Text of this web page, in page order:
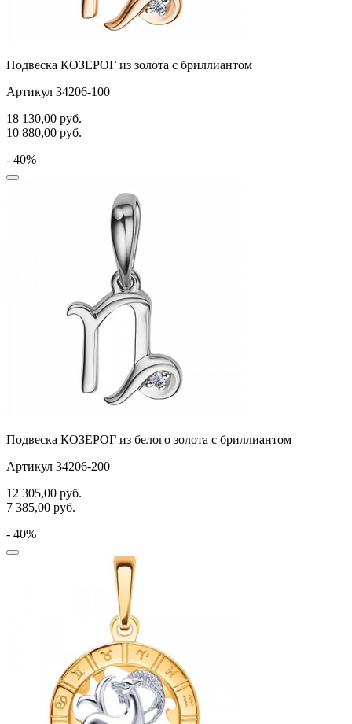
Подвеска КОЗЕРОГ из золота с бриллиантом
Артикул 34206-100
18 130,00 руб.
10 880,00 руб.
- 40%
Подвеска КОЗЕРОГ из белого золота с бриллиантом
Артикул 34206-200
12 305,00 руб.
7 385,00 руб.
- 40%